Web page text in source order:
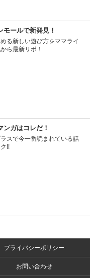
モールで新発見！
る新しい遊び方をママライ
ら最新リポ！
ンガはコレだ！
スで今一番読まれている話
!!
プライバシーポリシー
お問い合わせ